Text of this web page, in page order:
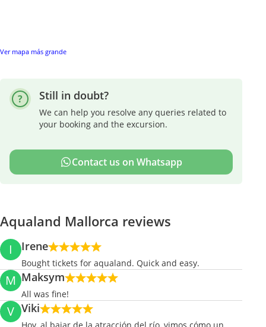
Ver mapa más grande
Still in doubt?
We can help you resolve any queries related to
your booking and the excursion.
Contact us on Whatsapp
Aqualand Mallorca reviews
I Irene
Bought tickets for aqualand. Quick and easy.
M Maksym
All was fine!
V Viki